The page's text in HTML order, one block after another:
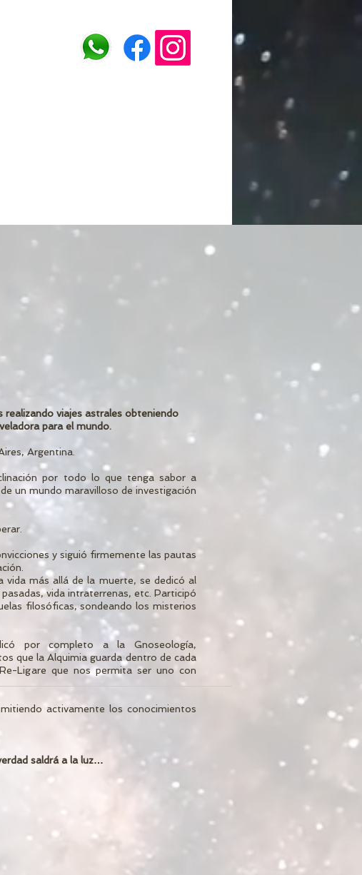
realizando viajes astrales obteniendo
para el mundo.
Argentina.
por todo lo que tenga sabor a
un mundo maravilloso de investigación
y siguió firmemente las pautas
vida más allá de la muerte, se dedicó al
vida intraterrenas, etc. Participó
filosóficas, sondeando los misterios
por completo a la Gnoseología,
que la Alquimia guarda dentro de cada
Ligare que nos permita ser uno con
activamente los conocimientos
saldrá a la luz…